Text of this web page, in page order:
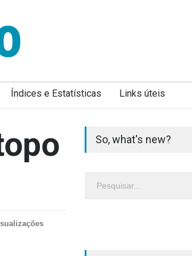
Índices e Estatísticas Links úteis
So, what's new?